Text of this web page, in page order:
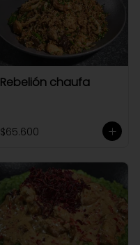
Rebelión chaufa
$65.600